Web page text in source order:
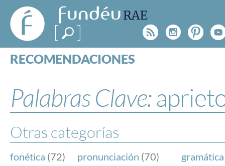
FundéuRAE
- Fundación
del Español
Urgente
Rss
RECOMENDACIONES
ESPECIALES
BLOG
NOTICIAS
SOBRE LA FUNDÉURAE
Palabras Clave:
Otras categorías
fonética (72) pronunciación (70) gramática